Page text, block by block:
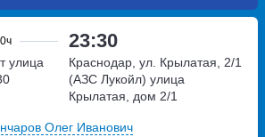
23:30
улица
Краснодар, ул. Крылатая, 2/1
(АЗС Лукойл) улица
Крылатая, дом 2/1
Олег Иванович